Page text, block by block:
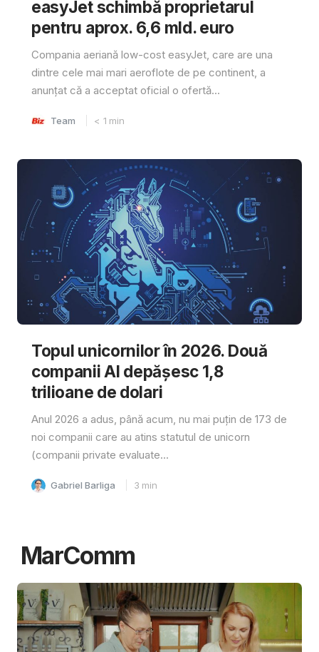
easyJet schimbă proprietarul
pentru aprox. 6,6 mld. euro
Compania aeriană low-cost easyJet, care are una
dintre cele mai mari aeroflote de pe continent, a
anunțat că a acceptat oficial o ofertă...
Team < 1 min
Topul unicornilor în 2026. Două
companii AI depășesc 1,8
trilioane de dolari
Anul 2026 a adus, până acum, nu mai puțin de 173 de
noi companii care au atins statutul de unicorn
(companii private evaluate...
Gabriel Barliga 3 min
MarComm